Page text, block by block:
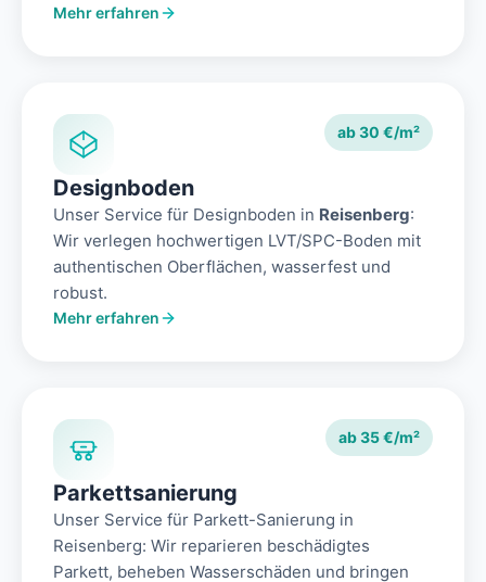
Mehr erfahren
ab 30 €/m²
Designboden
Unser Service für Designboden in Reisenberg:
Wir verlegen hochwertigen LVT/SPC-Boden mit
authentischen Oberflächen, wasserfest und
robust.
Mehr erfahren
ab 35 €/m²
Parkettsanierung
Unser Service für Parkett-Sanierung in
Reisenberg: Wir reparieren beschädigtes
Parkett, beheben Wasserschäden und bringen